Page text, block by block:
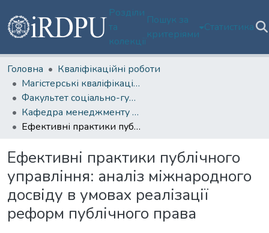
Розділи
та
колекції
Пошук за
критеріями
Статистика
Головна
Кваліфікаційні роботи
Магістерські кваліфікаційні роботи
Факультет соціально-гуманітарних технологій, спорту та реабілітації
Кафедра менеджменту та публічного управління
Ефективні практики публічного управління: аналіз міжнародного досвіду в умовах реалізації реформ публічного права
Ефективні практики публічного
управління: аналіз міжнародного
досвіду в умовах реалізації
реформ публічного права